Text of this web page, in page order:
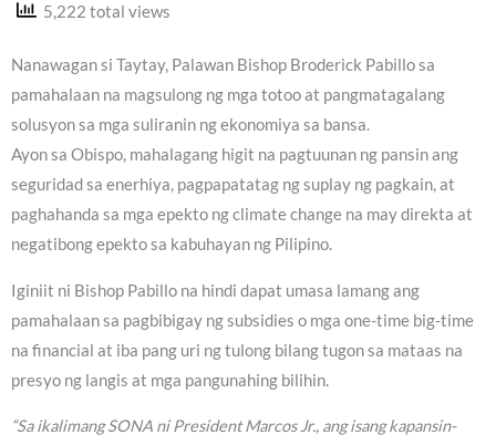
5,222 total views
Nanawagan si Taytay, Palawan Bishop Broderick Pabillo sa
pamahalaan na magsulong ng mga totoo at pangmatagalang
solusyon sa mga suliranin ng ekonomiya sa bansa.
Ayon sa Obispo, mahalagang higit na pagtuunan ng pansin ang
seguridad sa enerhiya, pagpapatatag ng suplay ng pagkain, at
paghahanda sa mga epekto ng climate change na may direkta at
negatibong epekto sa kabuhayan ng Pilipino.
Iginiit ni Bishop Pabillo na hindi dapat umasa lamang ang
pamahalaan sa pagbibigay ng subsidies o mga one-time big-time
na financial at iba pang uri ng tulong bilang tugon sa mataas na
presyo ng langis at mga pangunahing bilihin.
“Sa ikalimang SONA ni President Marcos Jr., ang isang kapansin-